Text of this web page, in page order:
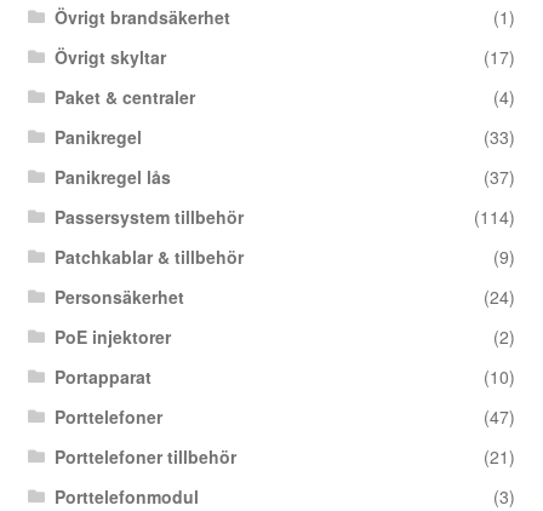
Övrigt brandsäkerhet
(1)
Övrigt skyltar
(17)
Paket & centraler
(4)
Panikregel
(33)
Panikregel lås
(37)
Passersystem tillbehör
(114)
Patchkablar & tillbehör
(9)
Personsäkerhet
(24)
PoE injektorer
(2)
Portapparat
(10)
Porttelefoner
(47)
Porttelefoner tillbehör
(21)
Porttelefonmodul
(3)